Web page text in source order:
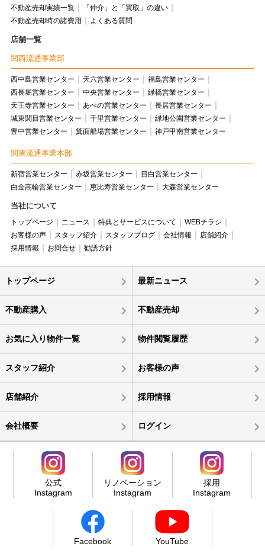
不動産売却実績一覧
「仲介」と「買取」の違い
不動産売却時の諸費用
よくある質問
店舗一覧
関西流通事業部
西中島営業センター 天六営業センター
福島営業センター
西長堀営業センター
中央営業センター
緑橋営業センター
天王寺営業センター
あべの営業センター
長居営業センター
城東関目営業センター
千里営業センター
緑地公園営業センター
豊中営業センター
箕面船場営業センター 神戸甲南営業センター
関東流通事業本部
新宿営業センター 赤坂営業センター
目白営業センター
白金高輪営業センター
恵比寿営業センター 大森営業センター
当社について
トップページ ニュース 特典とサービスについて
WEBチラシ
お客様の声
スタッフ紹介 スタッフブログ 会社情報
店舗紹介
採用情報
お問合せ 勧誘方針
トップページ 最新ニュース
不動産購入 不動産売却
お気に入り物件一覧 物件閲覧履歴
スタッフ紹介 お客様の声
店舗紹介 採用情報
会社概要 ログイン
公式
Instagram
リノベーション
Instagram
採用
Instagram
Facebook YouTube